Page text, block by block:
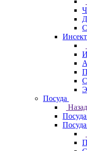
Посуда
Назад
Посуда